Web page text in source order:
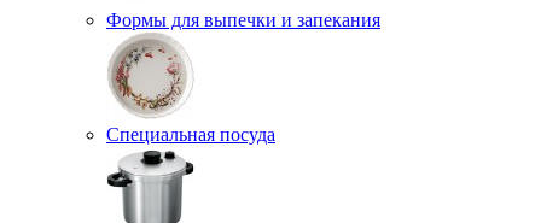
Формы для выпечки и запекания
Специальная посуда